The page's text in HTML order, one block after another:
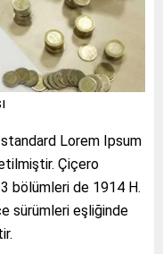
Lorem Ipsum
Çiçero
bölümleri de 1914 H.
sürümleri eşliğinde